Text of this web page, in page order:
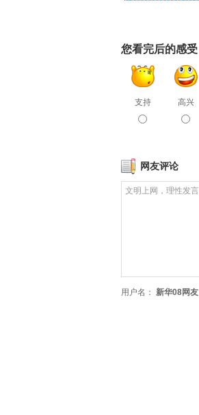
您看完后的感受
支持 高兴
网友评论
用户名： 新华08网友